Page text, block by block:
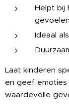
Helpt bij
Ideaal
Laat kinderen
en geef
waardevolle